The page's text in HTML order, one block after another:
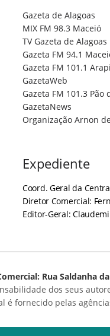
Gazeta de Alagoas
MIX FM 98.3 Maceió
TV Gazeta de Alagoas
Gazeta FM 94.1
Gazeta FM 101.1
GazetaWeb
Gazeta FM 101.3 Pão
GazetaNews
Organização Arnon
Expediente
Coord. Geral da
Diretor Comercial:
Editor-Geral:
Rua Saldanha
dos seus
fornecido pelas